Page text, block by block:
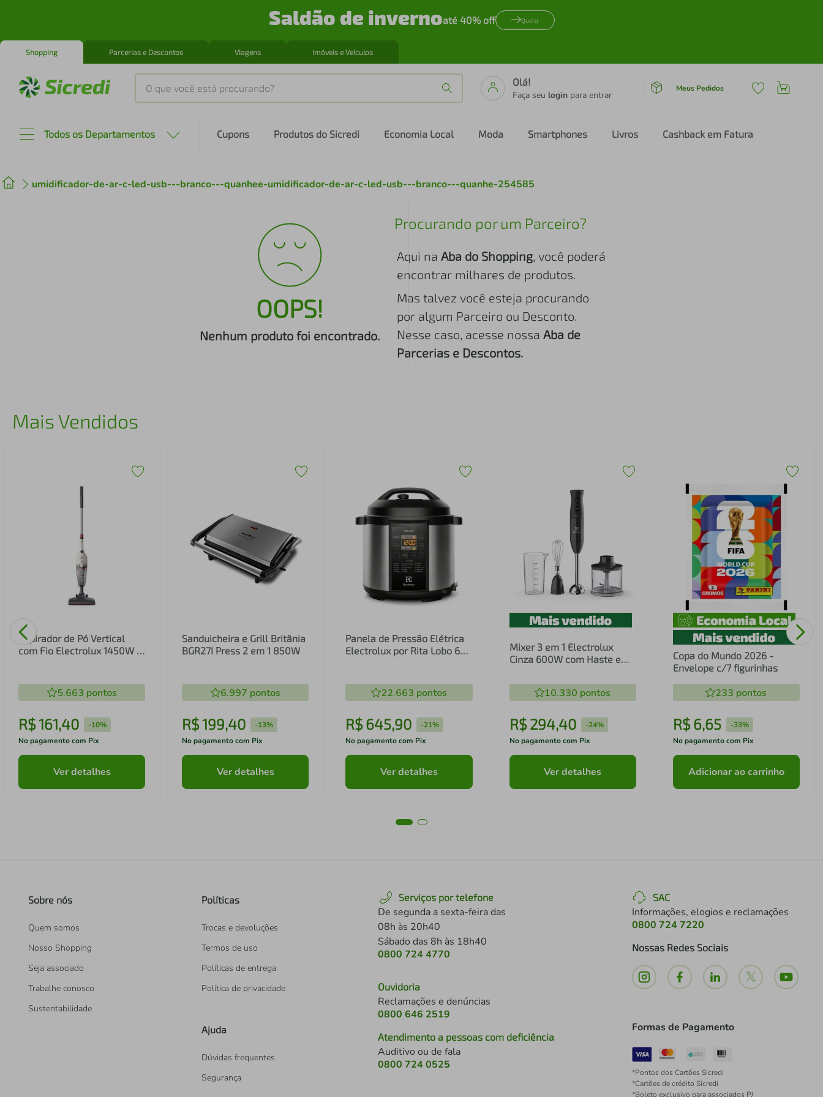
Saldão de invernoaté 40% off Quero
Shopping Parcerias e Descontos Viagens Imóveis e Veículos
O que você está procurando?
Olá!
Faça seu login para entrar
Meus Pedidos
Todos os Departamentos Cupons Produtos do Sicredi Economia Local Moda Smartphones Livros Cashback em Fatura
umidificador-de-ar-c-led-usb---branco---quanhee-umidificador-de-ar-c-led-usb---branco---quanhe-254585
OOPS!
Nenhum produto foi encontrado.
Procurando por um Parceiro?
Aqui na Aba do Shopping, você poderá
encontrar milhares de produtos.
Mas talvez você esteja procurando
por algum Parceiro ou Desconto.
Nesse caso, acesse nossa Aba de
Parcerias e Descontos.
Mais Vendidos
Aspirador de Pó Vertical
com Fio Electrolux 1450W 2
5.663 pontos
R$161,40 -10%
No pagamento com Pix
Ver detalhes
Sanduicheira e Grill Britânia
BGR27I Press 2 em 1 850W
6.997 pontos
R$199,40 -13%
No pagamento com Pix
Ver detalhes
Panela de Pressão Elétrica
Electrolux por Rita Lobo 6L
22.663 pontos
R$645,90 -21%
No pagamento com Pix
Ver detalhes
Mixer 3 em 1 Electrolux
Cinza 600W com Haste em
(EIB20)
10.330 pontos
R$ 294,40 -24%
No pagamento com Pix
Ver detalhes
Copa do Mundo 2026 -
Envelope c/7 figurinhas
233 pontos
R$ 6,65 -33%
No pagamento com Pix
Adicionar ao carrinho
Sobre nós
Quem somos
Nosso Shopping
Seja associado
Trabalhe conosco
Sustentabilidade
Políticas
Trocas e devoluções
Termos de uso
Políticas de entrega
Política de privacidade
Ajuda
Dúvidas frequentes
Segurança
Serviços por telefone
De segunda a sexta-feira das
08h às 20h40
Sábado das 8h às 18h40
0800 724 4770
Ouvidoria
Reclamações e denúncias
0800 646 2519
Atendimento a pessoas com deficiência
Auditivo ou de fala
0800 724 0525
SAC
Informações, elogios e reclamações
0800 724 7220
Nossas Redes Sociais
Formas de Pagamento
*Pontos dos Cartões Sicredi
*Cartões de crédito Sicredi
*Boleto exclusivo para associados PJ
2º cafeteira